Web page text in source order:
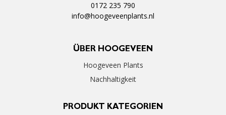
0172 235 790
info@hoogeveenplants.nl
ÜBER HOOGEVEEN
Hoogeveen Plants
Nachhaltigkeit
PRODUKT KATEGORIEN